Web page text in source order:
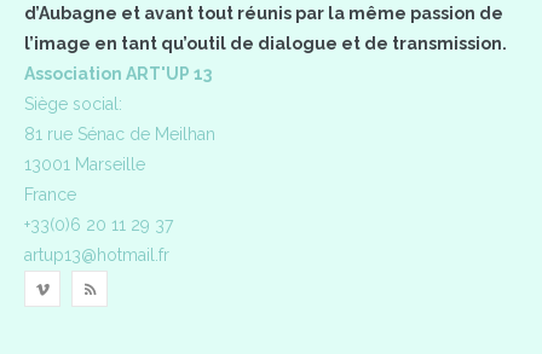
d’Aubagne et avant tout réunis par la même passion de
l’image en tant qu’outil de dialogue et de transmission.
Association ART'UP 13
Siège social:
81 rue Sénac de Meilhan
13001 Marseille
France
+33(0)6 20 11 29 37
artup13@hotmail.fr